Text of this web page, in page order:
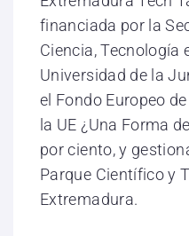
financiada por la
Ciencia, Tecnología
Universidad de la
el Fondo Europeo
la UE ¿Una Forma
por ciento, y
Parque Científico y
Extremadura.